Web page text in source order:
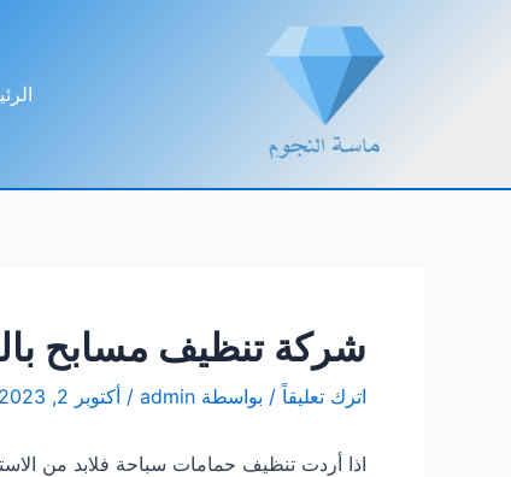
شركة تنظيف مسابح
اترك تعليقاً / بواسطة admin
/ أكتوبر 2, 2023
اذا أردت تنظيف حمامات سباحة فلابد من